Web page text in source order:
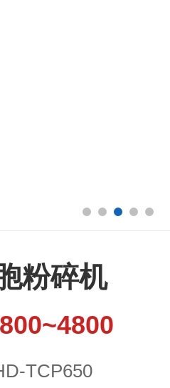
粉碎机
TCP650